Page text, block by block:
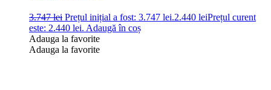
3.747lei Prețul inițial a fost: 3.747 lei.2.440 leiPrețul curent
este: 2.440 lei. Adaugă în coș
Adauga la favorite
Adauga la favorite